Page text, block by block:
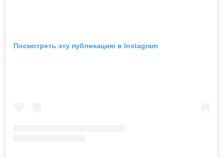
Посмотреть эту публикацию в Instagram